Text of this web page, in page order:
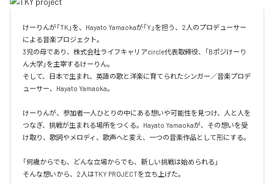
けーりんが「TK」を、Hayato Yamaokaが「Y」を担う、2人のプロデューサー
による音楽プロジェクト。
3児の母であり、株式会社ライフキャリアcircle代表取締役、「Bポジけーり
ん大学」を主宰するけーりん。
そして、日本で生まれ、英語の歌と洋楽に育てられたシンガー／音楽プロデ
ューサー、Hayato Yamaoka。
けーりんが、参加者一人ひとりの中にある想いや可能性を見つけ、人と人を
つなぎ、挑戦が生まれる場所をつくる。Hayato Yamaokaが、その想いを受
け取り、歌詞やメロディ、歌声へと変え、一つの音楽作品として形にする。
「何歳からでも、どんな立場からでも、新しい挑戦は始められる」
そんな想いから、2人はTKY PROJECTを立ち上げた。